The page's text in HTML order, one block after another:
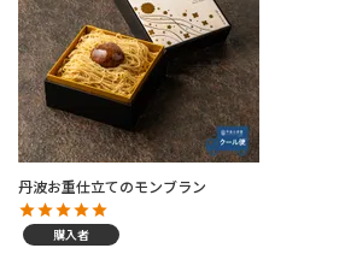
丹波お重仕立てのモンブラン
購入者